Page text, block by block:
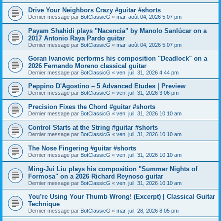
Drive Your Neighbors Crazy #guitar #shorts
Dernier message par BotClassicG « mar. août 04, 2026 5:07 pm
Payam Shahidi plays "Nacencia" by Manolo Sanlúcar on a
2017 Antonio Raya Pardo guitar
Dernier message par BotClassicG « mar. août 04, 2026 5:07 pm
Goran Ivanovic performs his composition "Deadlock" on a
2026 Fernando Moreno classical guitar
Dernier message par BotClassicG « ven. juil. 31, 2026 4:44 pm
Peppino D'Agostino – 5 Advanced Etudes | Preview
Dernier message par BotClassicG « ven. juil. 31, 2026 3:06 pm
Precision Fixes the Chord #guitar #shorts
Dernier message par BotClassicG « ven. juil. 31, 2026 10:10 am
Control Starts at the String #guitar #shorts
Dernier message par BotClassicG « ven. juil. 31, 2026 10:10 am
The Nose Fingering #guitar #shorts
Dernier message par BotClassicG « ven. juil. 31, 2026 10:10 am
Ming-Jui Liu plays his composition "Summer Nights of
Formosa" on a 2026 Richard Reynoso guitar
Dernier message par BotClassicG « ven. juil. 31, 2026 10:10 am
You’re Using Your Thumb Wrong! (Excerpt) | Classical Guitar
Technique
Dernier message par BotClassicG « mar. juil. 28, 2026 8:05 pm